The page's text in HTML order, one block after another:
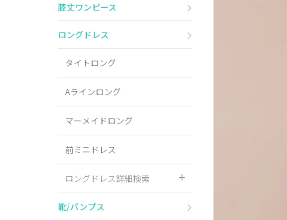
膝丈ワンピース
ロングドレス
タイトロング
Aラインロング
マーメイドロング
前ミニドレス
ロングドレス詳細検索
靴/パンプス